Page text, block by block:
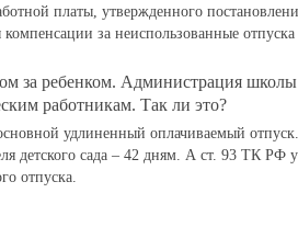
платы, утвержденного
за неиспользованные
за ребенком. Администрация
работникам. Так ли это?
удлиненный оплачиваемый
сада – 42 дням. А ст. 93 ТК РФ
отпуска.